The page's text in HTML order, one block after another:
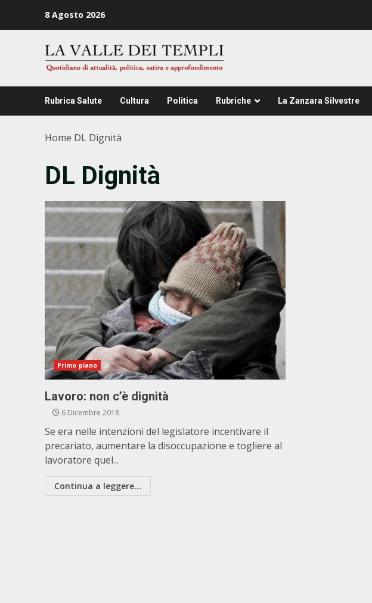
8 Agosto 2026
Rubrica Salute Cultura Politica Rubriche La Zanzara Silvestre
Home DL Dignità
DL Dignità
Primo piano
Lavoro: non c’è dignità
6 Dicembre 2018
Se era nelle intenzioni del legislatore incentivare il
precariato, aumentare la disoccupazione e togliere al
lavoratore quel...
Continua a leggere...